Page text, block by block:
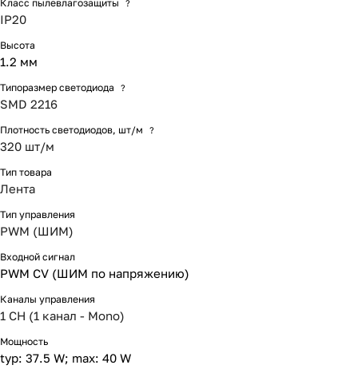
Класс пылевлагозащиты ?
IP20
Высота
1.2 мм
Типоразмер светодиода ?
SMD 2216
Плотность светодиодов, шт/м ?
320 шт/м
Тип товара
Лента
Тип управления
PWM (ШИМ)
Входной сигнал
PWM СV (ШИМ по напряжению)
Каналы управления
1 CH (1 канал - Mono)
Мощность
typ: 37.5 W; max: 40 W